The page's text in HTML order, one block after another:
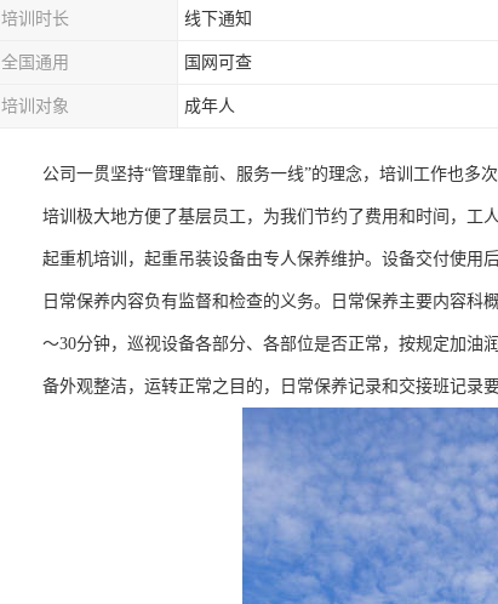
培训时长 线下通知
全国通用 国网可查
培训对象 成年人
公司一贯坚持“管理靠前、服务一线”的理念，培训工作也多
培训极大地方便了基层员工，为我们节约了费用和时间，工
起重机培训，起重吊装设备由专人保养维护。设备交付使用
日常保养内容负有监督和检查的义务。日常保养主要内容科
～30分钟，巡视设备各部分、各部位是否正常，按规定加油
备外观整洁，运转正常之目的，日常保养记录和交接班记录